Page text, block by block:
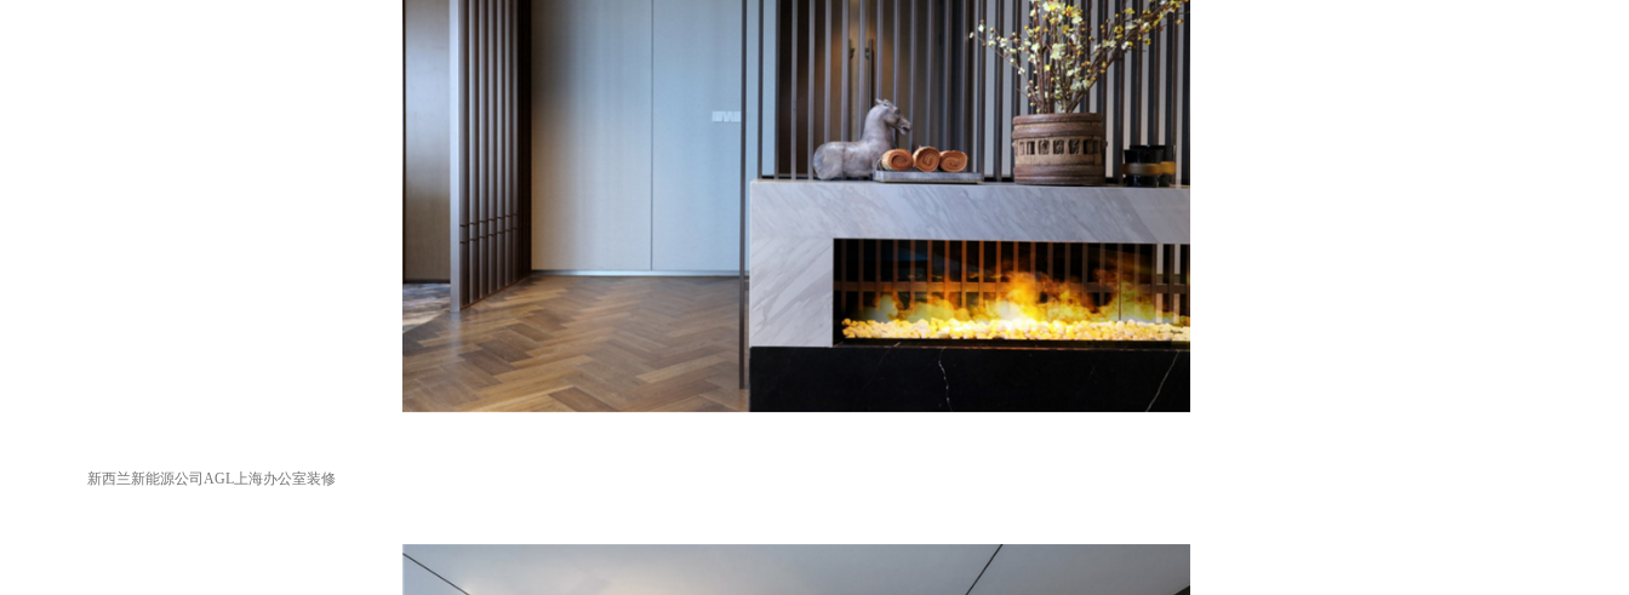
新西兰新能源公司AGL上海办公室装修